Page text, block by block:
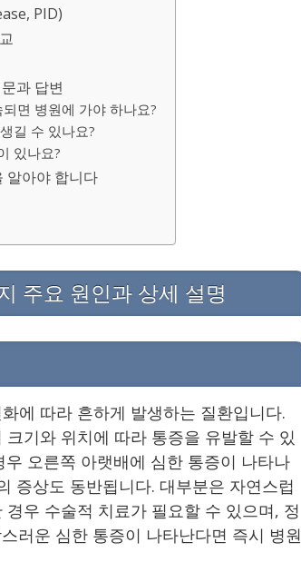
PID)
과 답변
면 병원에 가야 하나요?
길 수 있나요?
있나요?
알아야 합니다
주요 원인과 상세 설명
에 따라 흔하게 발생하는 질환입니다.
기와 위치에 따라 통증을 유발할 수 있
오른쪽 아랫배에 심한 통증이 나타나
증상도 동반됩니다. 대부분은 자연스럽
우 수술적 치료가 필요할 수 있으며, 정
러운 심한 통증이 나타난다면 즉시 병원